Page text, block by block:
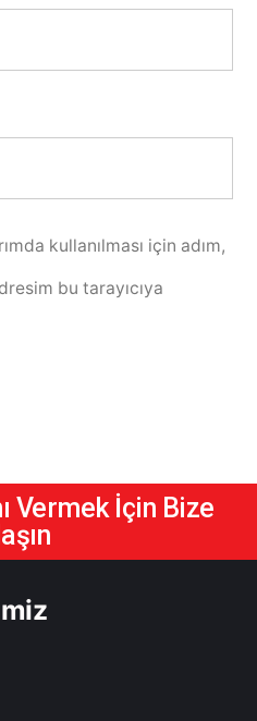
kullanılması için adım,
bu tarayıcıya
Vermek İçin Bize